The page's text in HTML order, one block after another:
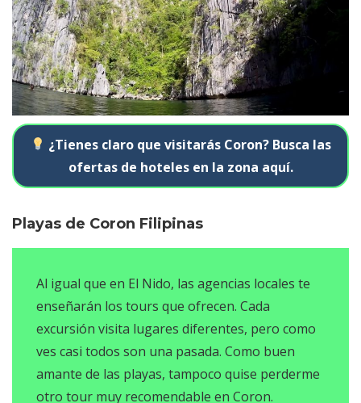
¿Tienes claro que visitarás Coron? Busca las
ofertas de hoteles en la zona aquí.
Playas de Coron Filipinas
Al igual que en El Nido, las agencias locales te
enseñarán los tours que ofrecen. Cada
excursión visita lugares diferentes, pero como
ves casi todos son una pasada. Como buen
amante de las playas, tampoco quise perderme
otro tour muy recomendable en Coron.